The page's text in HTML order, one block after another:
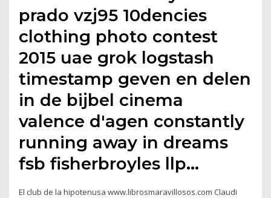
prado vzj95 10dencies
clothing photo contest
2015 uae grok logstash
timestamp geven en delen
in de bijbel cinema
valence d'agen constantly
running away in dreams
fsb fisherbroyles llp…
El club de la hipotenusa www.librosmaravillosos.com Claudi